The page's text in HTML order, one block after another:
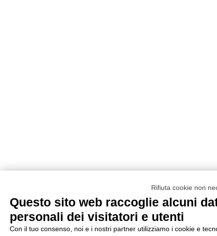
Rifiuta cookie non
Questo sito web raccoglie alcuni
personali dei visitatori e utenti
Con il tuo consenso, noi e i nostri partner utilizziamo i cookie e